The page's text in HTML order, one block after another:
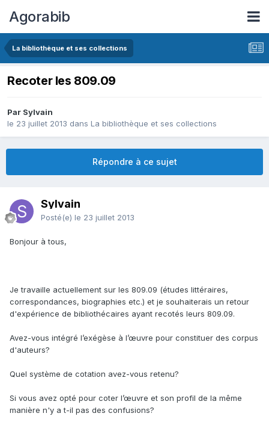
Agorabib
La bibliothèque et ses collections
Recoter les 809.09
Par Sylvain
le 23 juillet 2013 dans La bibliothèque et ses collections
Répondre à ce sujet
Sylvain
Posté(e) le 23 juillet 2013
Bonjour à tous,
Je travaille actuellement sur les 809.09 (études littéraires,
correspondances, biographies etc.) et je souhaiterais un retour
d'expérience de bibliothécaires ayant recotés leurs 809.09.
Avez-vous intégré l’exégèse à l’œuvre pour constituer des corpus
d'auteurs?
Quel système de cotation avez-vous retenu?
Si vous avez opté pour coter l’œuvre et son profil de la même
manière n'y a t-il pas des confusions?